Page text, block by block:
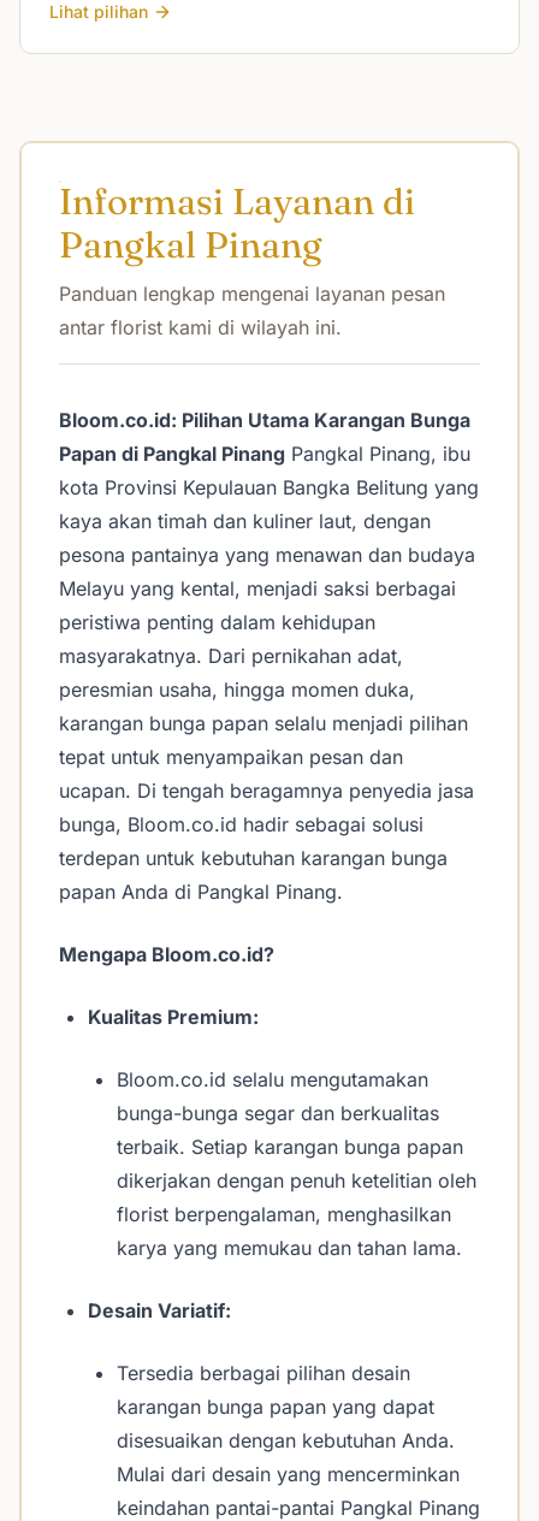
Lihat pilihan
Informasi Layanan di
Pangkal Pinang
Panduan lengkap mengenai layanan pesan
antar florist kami di wilayah ini.
Bloom.co.id: Pilihan Utama Karangan Bunga
Papan di Pangkal Pinang Pangkal Pinang, ibu
kota Provinsi Kepulauan Bangka Belitung yang
kaya akan timah dan kuliner laut, dengan
pesona pantainya yang menawan dan budaya
Melayu yang kental, menjadi saksi berbagai
peristiwa penting dalam kehidupan
masyarakatnya. Dari pernikahan adat,
peresmian usaha, hingga momen duka,
karangan bunga papan selalu menjadi pilihan
tepat untuk menyampaikan pesan dan
ucapan. Di tengah beragamnya penyedia jasa
bunga, Bloom.co.id hadir sebagai solusi
terdepan untuk kebutuhan karangan bunga
papan Anda di Pangkal Pinang.
Mengapa Bloom.co.id?
Kualitas Premium:
Bloom.co.id selalu mengutamakan
bunga-bunga segar dan berkualitas
terbaik. Setiap karangan bunga papan
dikerjakan dengan penuh ketelitian oleh
florist berpengalaman, menghasilkan
karya yang memukau dan tahan lama.
Desain Variatif:
Tersedia berbagai pilihan desain
karangan bunga papan yang dapat
disesuaikan dengan kebutuhan Anda.
Mulai dari desain yang mencerminkan
keindahan pantai-pantai Pangkal Pinang